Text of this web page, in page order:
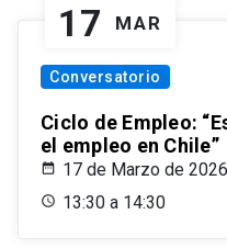
17 MAR
Conversatorio
Ciclo de Empleo:
el empleo en Chile”
17 de Marzo de 2026
13:30 a 14:30